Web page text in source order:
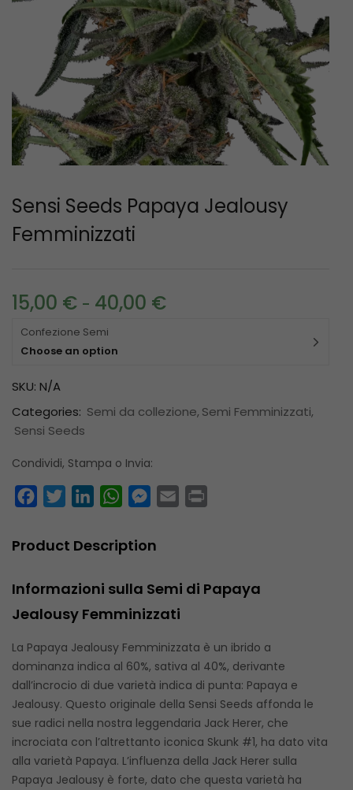
Sensi Seeds Papaya Jealousy
Femminizzati
15,00 € - 40,00 €
Confezione Semi
Choose an option
SKU: N/A
Categories: Semi da collezione Semi Femminizzati
Sensi Seeds
Condividi, Stampa o Invia:
FacebookTwitterLinkedInWhatsAppMessenger
Email
Product Description
Informazioni sulla Semi di Papaya
Jealousy Femminizzati
La Papaya Jealousy Femminizzata è un ibrido a
dominanza indica al 60%, sativa al 40%, derivante
dall’incrocio di due varietà indica di punta: Papaya e
Jealousy. Questo originale della Sensi Seeds affonda le
sue radici nella nostra leggendaria Jack Herer, che
incrociata con l’altrettanto iconica Skunk #1, ha dato vita
alla varietà Papaya. L’influenza della Jack Herer sulla
Papaya Jealousy è forte, dato che questa varietà ha